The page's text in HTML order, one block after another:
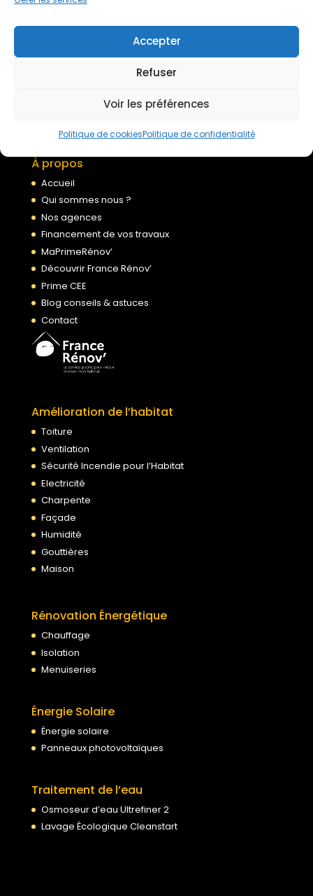
Accepter
Refuser
Voir les préférences
Politique de cookiesPolitique de confidentialité
Conditions générales de services
À propos
Accueil
Qui sommes nous ?
Nos agences
Financement de vos travaux
MaPrimeRénov’
Découvrir France Rénov’
Prime CEE
Blog conseils & astuces
Contact
Amélioration de l’habitat
Toiture
Ventilation
Sécurité Incendie pour l’Habitat
Electricité
Charpente
Façade
Humidité
Gouttières
Maison
Rénovation Énergétique
Chauffage
Isolation
Menuiseries
Énergie Solaire
Énergie solaire
Panneaux photovoltaïques
Traitement de l’eau
Osmoseur d’eau Ultrefiner 2
Lavage Écologique Cleanstart